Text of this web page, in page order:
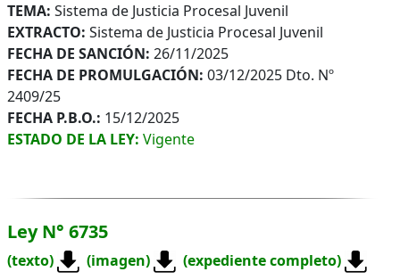
TEMA: Sistema de Justicia Procesal Juvenil
EXTRACTO: Sistema de Justicia Procesal Juvenil
FECHA DE SANCIÓN: 26/11/2025
FECHA DE PROMULGACIÓN: 03/12/2025 Dto. Nº
2409/25
FECHA P.B.O.: 15/12/2025
ESTADO DE LA LEY: Vigente
Ley N° 6735
(texto) (imagen)
(expediente completo)